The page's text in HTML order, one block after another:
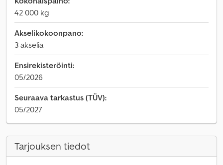
42 000 kg
Akselikokoonpano:
3 akselia
Ensirekisteröinti:
05/2026
Seuraava tarkastus (TÜV):
05/2027
Tarjouksen tiedot